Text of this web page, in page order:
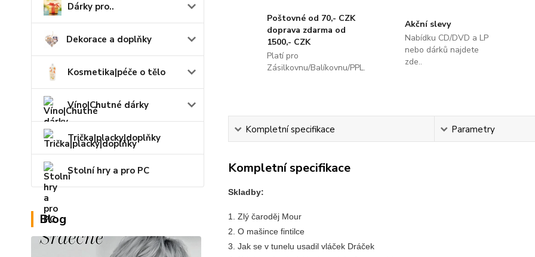
Dárky pro..
Dekorace a doplňky
Kosmetika|péče o tělo
Víno|Chutné dárky
Trička|placky|doplňky
Stolní hry a pro PC
Blog
Poštovné od 70,- CZK
doprava zdarma od
1500,- CZK
Platí pro
Zásilkovnu/Balíkovnu/PPL.
Akční slevy
Nabídku CD/DVD a LP
nebo dárků najdete
zde..
Kompletní specifikace Parametry
Kompletní specifikace
Skladby:
1. Zlý čaroděj Mour
2. O mašince fintilce
3. Jak se v tunelu usadil vláček Dráček